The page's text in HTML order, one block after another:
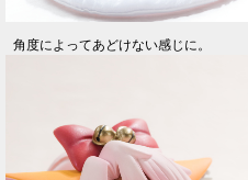
角度によってあどけない感じに。